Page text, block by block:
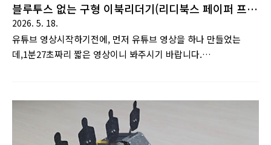
블루투스 없는 구형 이북리더기(리디북스 페이퍼 프
로) 유선 리모컨 제작기
2026. 5. 18.
유튜브 영상시작하기전에, 먼저 유튜브 영상을 하나 만들었는
데,1분27초짜리 짧은 영상이니 봐주시기 바랍니다.
1. 누워서 책 보려다 실패하는 이유자기 전에는 늘 책을 읽어야겠
다고 결심합니다. 하지만 막상 침대에 누우면 결국 태블릿으로 넷
플릭스나 유튜브 영상을 보게 되는 경우가 많았습니다.이유는 단